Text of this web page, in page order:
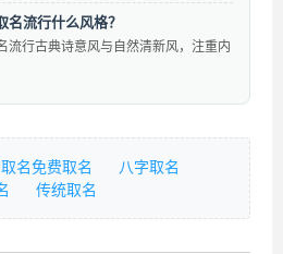
名流行什么风格？
流行古典诗意风与自然清新风，注重内
名免费取名
八字取名
传统取名